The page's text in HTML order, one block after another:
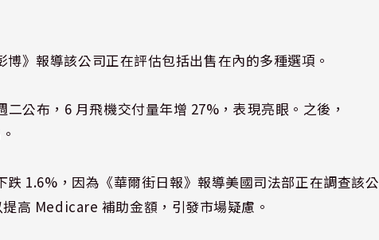
博》報導該公司正在評估包括出售在內的多種選項。
二公布，6 月飛機交付量年增 27%，表現亮眼。之後，
跌 1.6%，因為《華爾街日報》報導美國司法部正在調查該公
高 Medicare 補助金額，引發市場疑慮。